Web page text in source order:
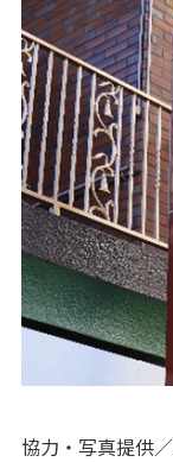
協力・写真提供